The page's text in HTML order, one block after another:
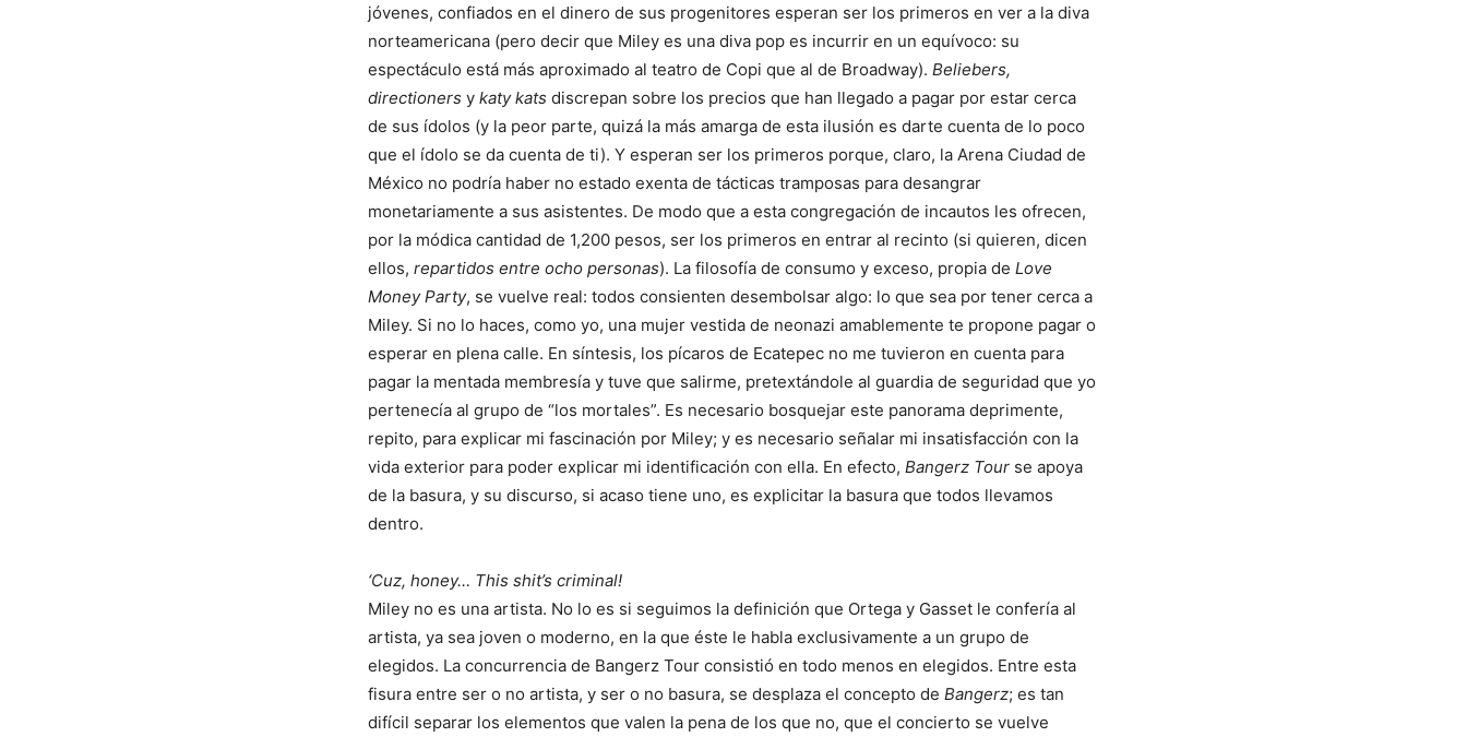
jóvenes, confiados en el dinero de sus progenitores esperan ser los primeros en ver a la diva
norteamericana (pero decir que Miley es una diva pop es incurrir en un equívoco: su
espectáculo está más aproximado al teatro de Copi que al de Broadway). Beliebers,
directioners y katy kats discrepan sobre los precios que han llegado a pagar por estar cerca
de sus ídolos (y la peor parte, quizá la más amarga de esta ilusión es darte cuenta de lo poco
que el ídolo se da cuenta de ti). Y esperan ser los primeros porque, claro, la Arena Ciudad de
México no podría haber no estado exenta de tácticas tramposas para desangrar
monetariamente a sus asistentes. De modo que a esta congregación de incautos les ofrecen,
por la módica cantidad de 1,200 pesos, ser los primeros en entrar al recinto (si quieren, dicen
ellos, repartidos entre ocho personas). La filosofía de consumo y exceso, propia de Love
Money Party, se vuelve real: todos consienten desembolsar algo: lo que sea por tener cerca a
Miley. Si no lo haces, como yo, una mujer vestida de neonazi amablemente te propone pagar o
esperar en plena calle. En síntesis, los pícaros de Ecatepec no me tuvieron en cuenta para
pagar la mentada membresía y tuve que salirme, pretextándole al guardia de seguridad que yo
pertenecía al grupo de “los mortales”. Es necesario bosquejar este panorama deprimente,
repito, para explicar mi fascinación por Miley; y es necesario señalar mi insatisfacción con la
vida exterior para poder explicar mi identificación con ella. En efecto, Bangerz Tour se apoya
de la basura, y su discurso, si acaso tiene uno, es explicitar la basura que todos llevamos
dentro.
‘Cuz, honey… This shit’s criminal!
Miley no es una artista. No lo es si seguimos la definición que Ortega y Gasset le confería al
artista, ya sea joven o moderno, en la que éste le habla exclusivamente a un grupo de
elegidos. La concurrencia de Bangerz Tour consistió en todo menos en elegidos. Entre esta
fisura entre ser o no artista, y ser o no basura, se desplaza el concepto de Bangerz; es tan
difícil separar los elementos que valen la pena de los que no, que el concierto se vuelve